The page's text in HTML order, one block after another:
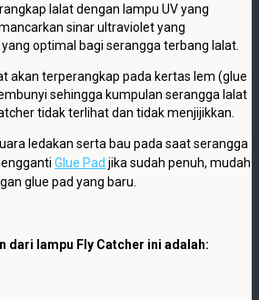
lalat dengan lampu UV yang
sinar ultraviolet yang
optimal bagi serangga terbang lalat.
akan terperangkap pada kertas lem (glue
sehingga kumpulan serangga lalat
tidak terlihat dan tidak menjijikkan.
ledakan serta bau pada saat serangga
Glue Pad jika sudah penuh, mudah
glue pad yang baru.
dari lampu Fly Catcher ini adalah: